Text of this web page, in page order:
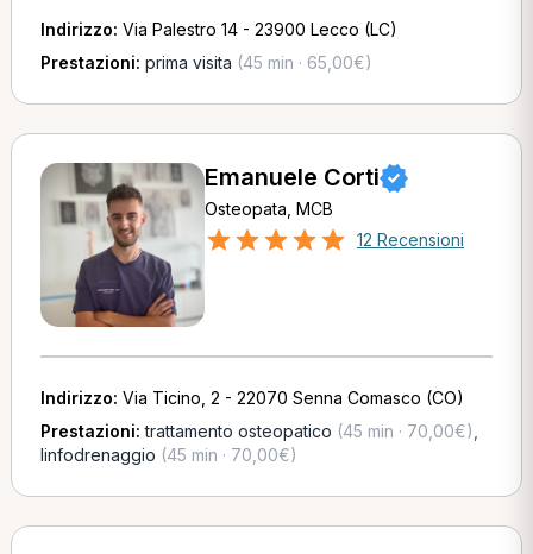
Indirizzo: Via Palestro 14 - 23900 Lecco (LC)
Prestazioni: prima visita (45 min · 65,00€)
Emanuele Corti
Osteopata, MCB
12 Recensioni
Indirizzo: Via Ticino, 2 - 22070 Senna Comasco (CO)
Prestazioni:trattamento osteopatico (45 min · 70,00€)
linfodrenaggio (45 min · 70,00€)